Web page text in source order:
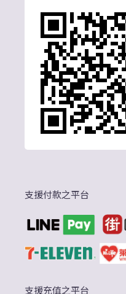
支援付款之平台
支援充值之平台